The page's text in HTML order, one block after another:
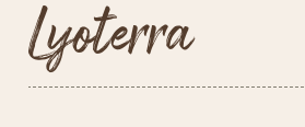
Lyoterra